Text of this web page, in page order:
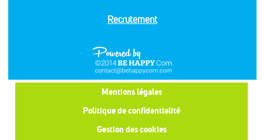
Recrutement
Mentions légales
Politique de confidentialité
Gestion des cookies